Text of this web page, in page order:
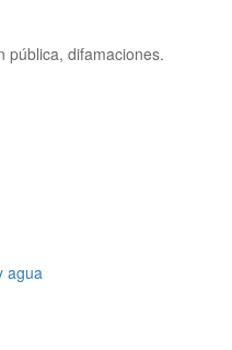
pública, difamaciones.
agua